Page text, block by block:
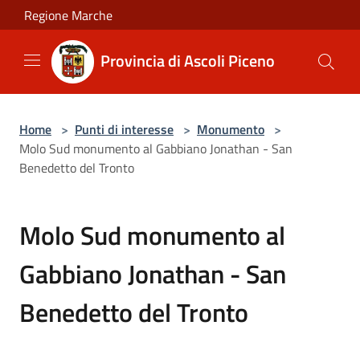
Salta al contenuto principale
Regione Marche
Provincia di Ascoli Piceno
Home > Punti di interesse > Monumento >
Molo Sud monumento al Gabbiano Jonathan - San
Benedetto del Tronto
Molo Sud monumento al
Gabbiano Jonathan - San
Benedetto del Tronto